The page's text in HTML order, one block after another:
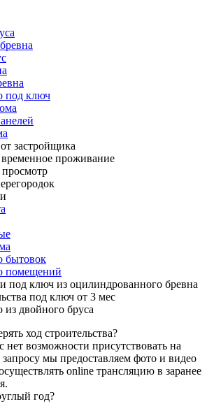
под ключ
застройщика
проживание
просмотр
бытовок
помещений
под ключ из оцилиндрованного бревна
под ключ от 3 мес
из двойного бруса
ход строительства?
нет возможности присутствовать на
мы предоставляем фото и видео
online трансляцию в заранее
год?